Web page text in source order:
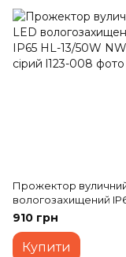
Настінні вуличні
Консольні
Прожектор
вологозахищений
13/50W NW COB сірий
910 грн
Купити